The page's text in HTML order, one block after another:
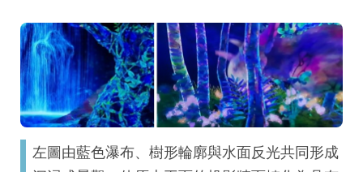
左圖由藍色瀑布、樹形輪廓與水面反光共同形成